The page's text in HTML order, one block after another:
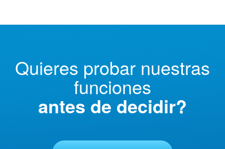
Quieres probar nuestras
funciones
antes de decidir?